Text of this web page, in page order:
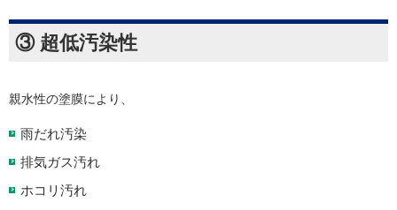
③ 超低汚染性
親水性の塗膜により、
雨だれ汚染
排気ガス汚れ
ホコリ汚れ